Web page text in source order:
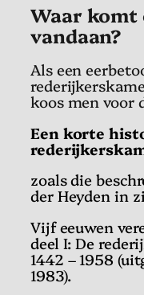
Waar komt
vandaan?
Als een
koos men voor
Een korte
zoals die
der Heyden in
Vijf eeuwen
deel I: De
1442 – 1958
1983).